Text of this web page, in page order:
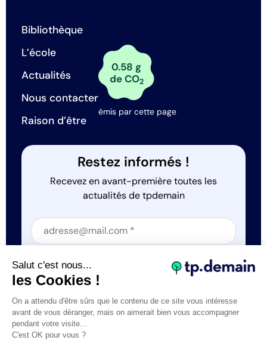
Bibliothèque
L’école
Actualités
Nous contacter
Raison d’être
0.58 g
de CO2
émis par cette page
Restez informés !
Recevez en avant-première toutes les
actualités de tpdemain
Section
Section
J'accepte que tp.demain utilise mes informations
Salut c'est nous...
les Cookies !
On a attendu d'être sûrs que le contenu de ce site vous intéresse
avant de vous déranger, mais on aimerait bien vous accompagner
pendant votre visite...
C'est OK pour vous ?